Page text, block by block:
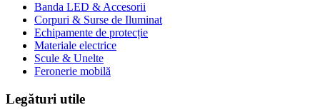
Banda LED & Accesorii
Corpuri & Surse de Iluminat
Echipamente de protecție
Materiale electrice
Scule & Unelte
Feronerie mobilă
Legături utile